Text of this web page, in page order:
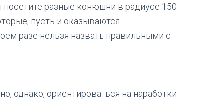
разные конюшни в радиусе 150
пусть и оказываются
разе нельзя назвать правильными с
однако, ориентироваться на наработки